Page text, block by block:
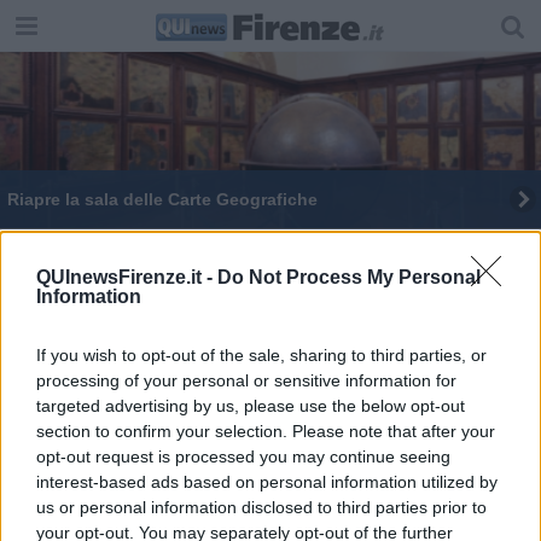
QUInewsFirenze.it - Do Not Process My Personal
Information
If you wish to opt-out of the sale, sharing to third parties, or
processing of your personal or sensitive information for
targeted advertising by us, please use the below opt-out
section to confirm your selection. Please note that after your
opt-out request is processed you may continue seeing
interest-based ads based on personal information utilized by
us or personal information disclosed to third parties prior to
your opt-out. You may separately opt-out of the further
Riapre la sala delle Carte Geografiche
Uffizi, si entra coi Lanzi e si esce senza Isozaki
Sette grandi film girati a Firenze
Medicina in lutto, addio a Ivan Nicoletti
La città è un museo ma si ammira solo dal
tavolino
Michelozzo strega i consiglieri di Palazzo Vecchio